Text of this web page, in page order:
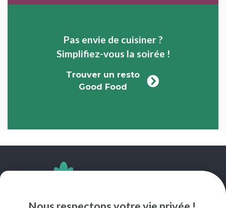
Pas envie de cuisiner ?
Simplifiez-vous la soirée !
Trouver un resto
Good Food